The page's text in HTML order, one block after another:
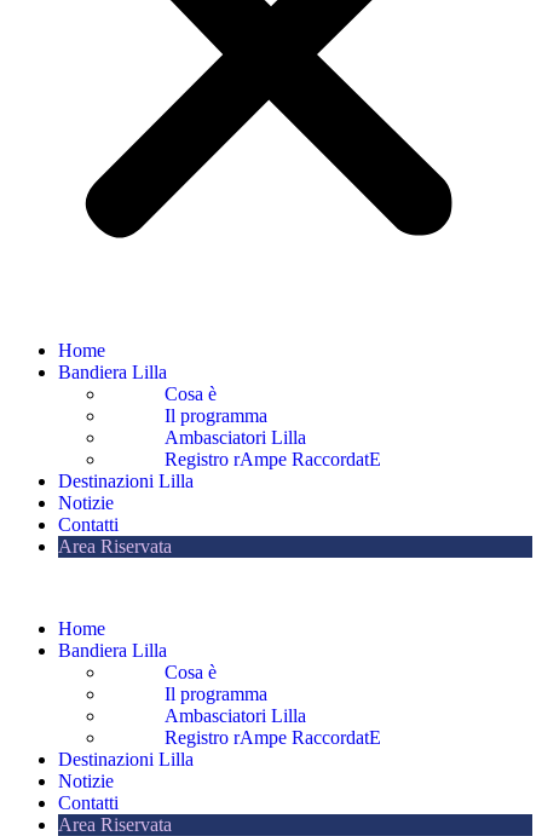
Home
Bandiera Lilla
Cosa è
Il programma
Ambasciatori Lilla
Registro rAmpe RaccordatE
Destinazioni Lilla
Notizie
Contatti
Area Riservata
Home
Bandiera Lilla
Cosa è
Il programma
Ambasciatori Lilla
Registro rAmpe RaccordatE
Destinazioni Lilla
Notizie
Contatti
Area Riservata